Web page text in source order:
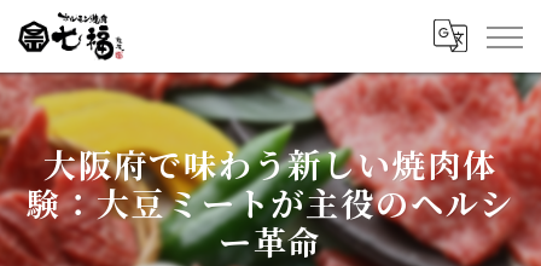
大阪府で味わう新しい焼肉体
験：大豆ミートが主役のヘルシ
ー革命